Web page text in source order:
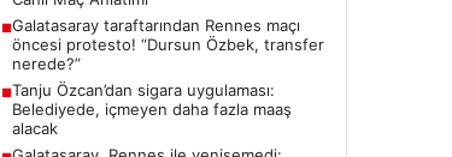
■Galatasaray taraftarından Rennes maçı
öncesi protesto! “Dursun Özbek, transfer
nerede?”
■Tanju Özcan’dan sigara uygulaması:
Belediyede, içmeyen daha fazla maaş
alacak